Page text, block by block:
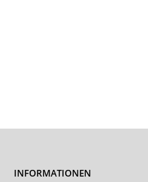
INFORMATIONEN